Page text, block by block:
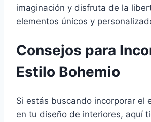
imaginación y disfruta de la
elementos únicos y
Consejos para
Estilo Bohemio
Si estás buscando incorporar el
en tu diseño de interiores, aquí